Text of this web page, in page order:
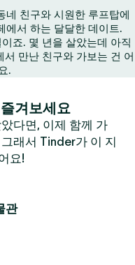
네 친구와 시원한 루프탑에
에서 하는 달달한 데이트.
죠. 몇 년을 살았는데 아직
만난 친구와 가보는 건 어
.
겨보세요
다면, 이제 함께 가
래서 Tinder가 이 지
요!
관